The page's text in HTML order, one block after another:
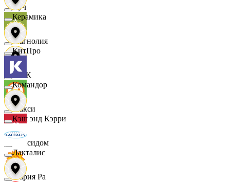
Луч
Магнолия
МАК
Макси
Максидом
Мария Ра
Керамика
КитПро
Командор
Кэш энд Кэрри
Лакталис